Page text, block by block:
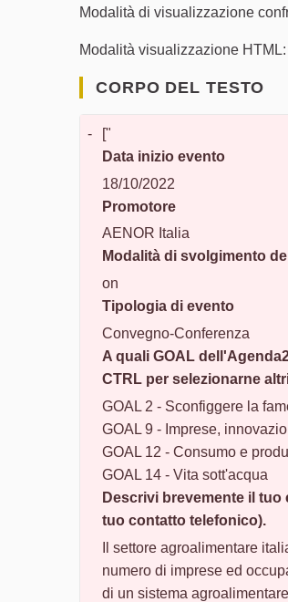
Modalità di visualizzazione
Modalità visualizzazione HTML:
CORPO DEL TESTO
-
["
Data inizio evento
18/10/2022
Promotore
AENOR Italia
Modalità di svolgimento
on
Tipologia di evento
Convegno-Conferenza
A quali GOAL
CTRL per selezionarne
GOAL 2 - Sconfiggere la
GOAL 9 - Imprese,
GOAL 12 - Consumo e
GOAL 14 - Vita sott'acqua
Descrivi brevemente il
tuo contatto telefonico).
Il settore agroalimentare
numero di imprese ed
di un sistema